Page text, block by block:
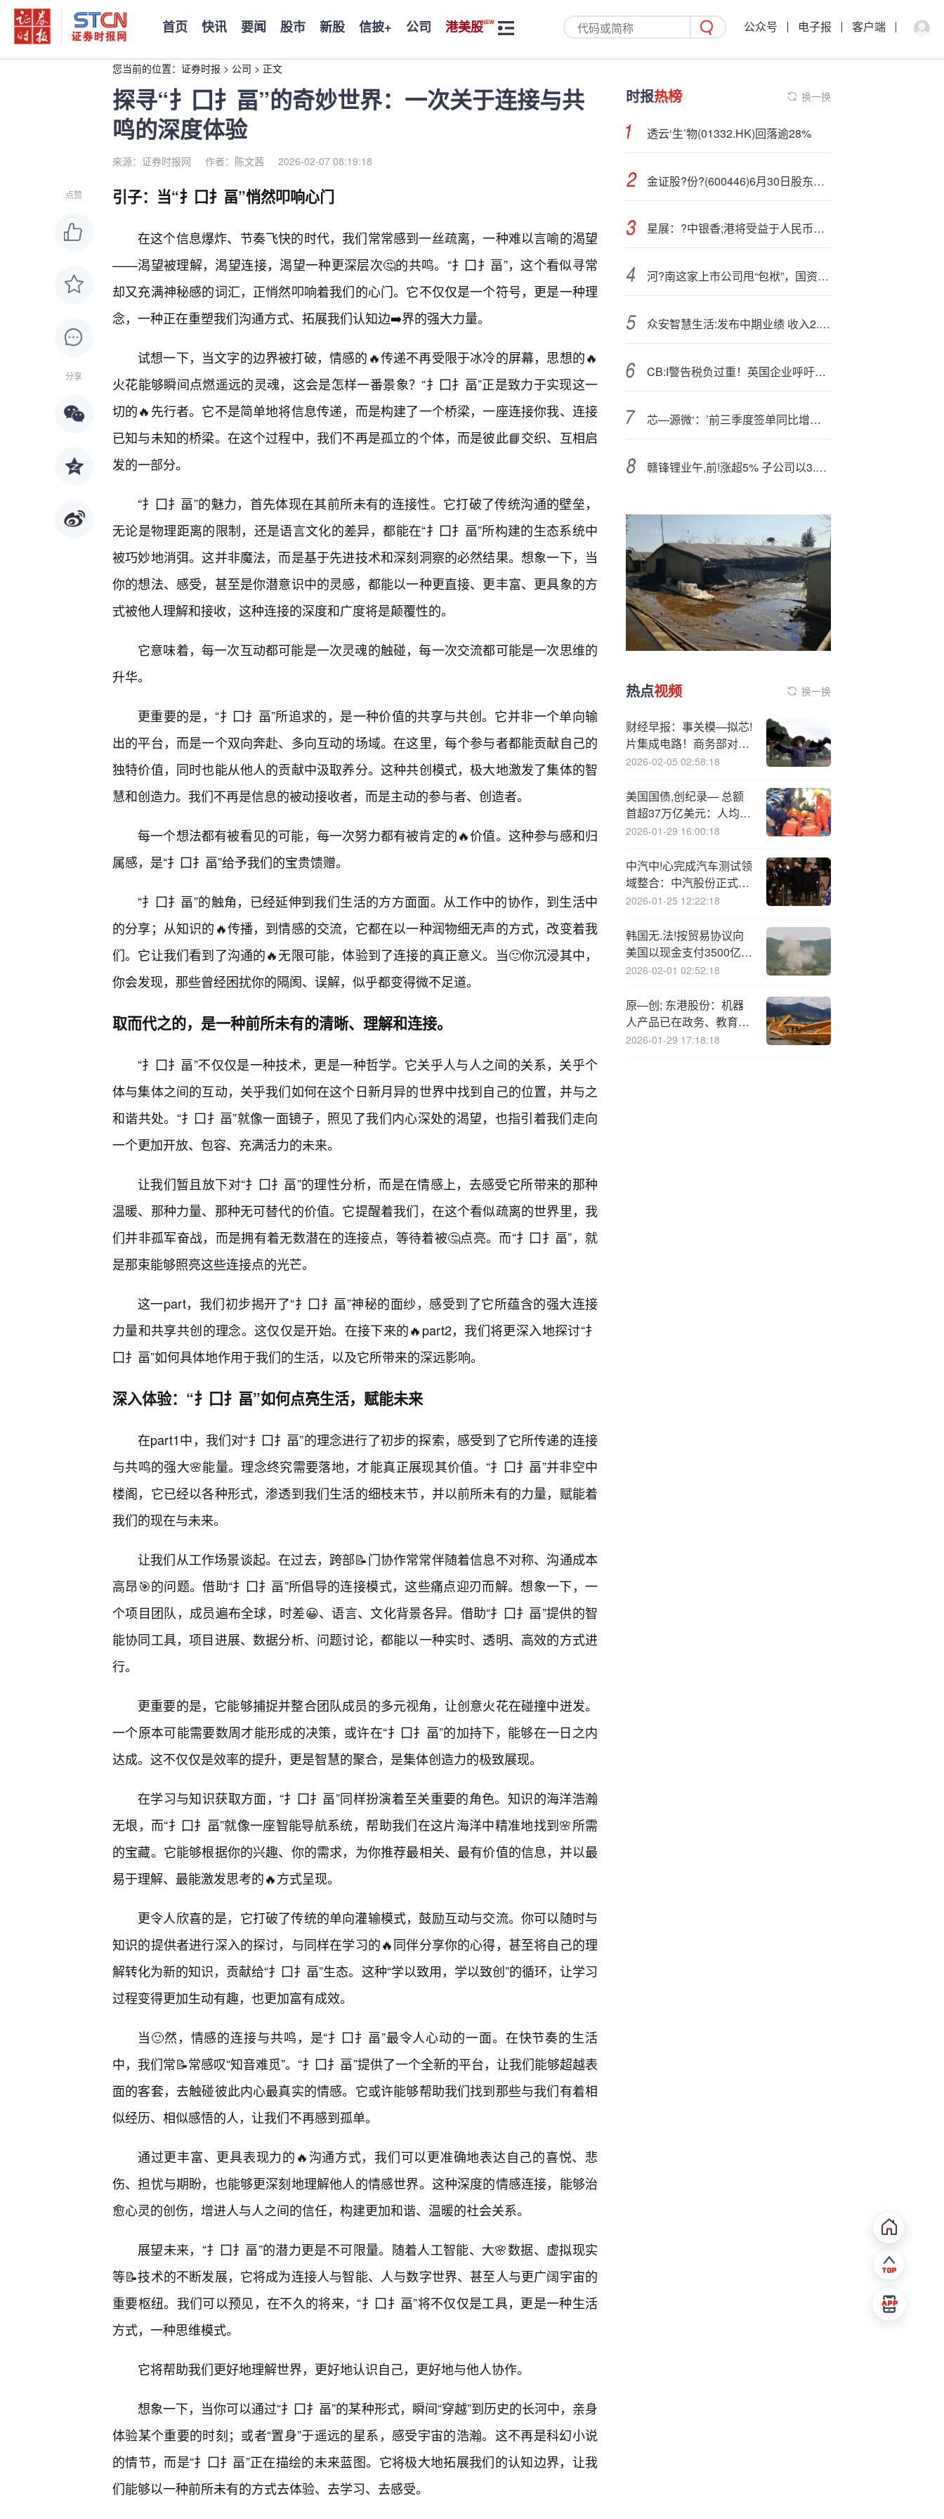
首页 快讯 要闻 股市 新股 信披+ 公司 港美股 公众号 电子报 客户端
您当前的位置： 证券时报 > 公司 > 正文
探寻“扌囗扌畐”的奇妙世界：一次关于连接与共
鸣的深度体验
来源：证券时报网 作者：陈文茜 2026-02-07 08:19:18
点赞
分享
引子：当“扌囗扌畐”悄然叩响心门
在这个信息爆炸、节奏飞快的时代，我们常常感到一丝疏离，一种难以言喻的渴望
——渴望被理解，渴望连接，渴望一种更深层次🤔的共鸣。“扌囗扌畐”，这个看似寻常
却又充满神秘感的词汇，正悄然叩响着我们的心门。它不仅仅是一个符号，更是一种理
念，一种正在重塑我们沟通方式、拓展我们认知边➡️界的强大力量。
试想一下，当文字的边界被打破，情感的🔥传递不再受限于冰冷的屏幕，思想的🔥
火花能够瞬间点燃遥远的灵魂，这会是怎样一番景象？“扌囗扌畐”正是致力于实现这一
切的🔥先行者。它不是简单地将信息传递，而是构建了一个桥梁，一座连接你我、连接
已知与未知的桥梁。在这个过程中，我们不再是孤立的个体，而是彼此📘交织、互相启
发的一部分。
“扌囗扌畐”的魅力，首先体现在其前所未有的连接性。它打破了传统沟通的壁垒，
无论是物理距离的限制，还是语言文化的差异，都能在“扌囗扌畐”所构建的生态系统中
被巧妙地消弭。这并非魔法，而是基于先进技术和深刻洞察的必然结果。想象一下，当
你的想法、感受，甚至是你潜意识中的灵感，都能以一种更直接、更丰富、更具象的方
式被他人理解和接收，这种连接的深度和广度将是颠覆性的。
它意味着，每一次互动都可能是一次灵魂的触碰，每一次交流都可能是一次思维的
升华。
更重要的是，“扌囗扌畐”所追求的，是一种价值的共享与共创。它并非一个单向输
出的平台，而是一个双向奔赴、多向互动的场域。在这里，每个参与者都能贡献自己的
独特价值，同时也能从他人的贡献中汲取养分。这种共创模式，极大地激发了集体的智
慧和创造力。我们不再是信息的被动接收者，而是主动的参与者、创造者。
每一个想法都有被看见的可能，每一次努力都有被肯定的🔥价值。这种参与感和归
属感，是“扌囗扌畐”给予我们的宝贵馈赠。
“扌囗扌畐”的触角，已经延伸到我们生活的方方面面。从工作中的协作，到生活中
的分享；从知识的🔥传播，到情感的交流，它都在以一种润物细无声的方式，改变着我
们。它让我们看到了沟通的🔥无限可能，体验到了连接的真正意义。当🙂你沉浸其中，
你会发现，那些曾经困扰你的隔阂、误解，似乎都变得微不足道。
取而代之的，是一种前所未有的清晰、理解和连接。
“扌囗扌畐”不仅仅是一种技术，更是一种哲学。它关乎人与人之间的关系，关乎个
体与集体之间的互动，关乎我们如何在这个日新月异的世界中找到自己的位置，并与之
和谐共处。“扌囗扌畐”就像一面镜子，照见了我们内心深处的渴望，也指引着我们走向
一个更加开放、包容、充满活力的未来。
让我们暂且放下对“扌囗扌畐”的理性分析，而是在情感上，去感受它所带来的那种
温暖、那种力量、那种无可替代的价值。它提醒着我们，在这个看似疏离的世界里，我
们并非孤军奋战，而是拥有着无数潜在的连接点，等待着被🤔点亮。而“扌囗扌畐”，就
是那束能够照亮这些连接点的光芒。
这一part，我们初步揭开了“扌囗扌畐”神秘的面纱，感受到了它所蕴含的强大连接
力量和共享共创的理念。这仅仅是开始。在接下来的🔥part2，我们将更深入地探讨“扌
囗扌畐”如何具体地作用于我们的生活，以及它所带来的深远影响。
深入体验：“扌囗扌畐”如何点亮生活，赋能未来
在part1中，我们对“扌囗扌畐”的理念进行了初步的探索，感受到了它所传递的连接
与共鸣的强大🌸能量。理念终究需要落地，才能真正展现其价值。“扌囗扌畐”并非空中
楼阁，它已经以各种形式，渗透到我们生活的细枝末节，并以前所未有的力量，赋能着
我们的现在与未来。
让我们从工作场景谈起。在过去，跨部📝门协作常常伴随着信息不对称、沟通成本
高昂🎯的问题。借助“扌囗扌畐”所倡导的连接模式，这些痛点迎刃而解。想象一下，一
个项目团队，成员遍布全球，时差😀、语言、文化背景各异。借助“扌囗扌畐”提供的智
能协同工具，项目进展、数据分析、问题讨论，都能以一种实时、透明、高效的方式进
行。
更重要的是，它能够捕捉并整合团队成员的多元视角，让创意火花在碰撞中迸发。
一个原本可能需要数周才能形成的决策，或许在“扌囗扌畐”的加持下，能够在一日之内
达成。这不仅仅是效率的提升，更是智慧的聚合，是集体创造力的极致展现。
在学习与知识获取方面，“扌囗扌畐”同样扮演着至关重要的角色。知识的海洋浩瀚
无垠，而“扌囗扌畐”就像一座智能导航系统，帮助我们在这片海洋中精准地找到🌸所需
的宝藏。它能够根据你的兴趣、你的需求，为你推荐最相关、最有价值的信息，并以最
易于理解、最能激发思考的🔥方式呈现。
更令人欣喜的是，它打破了传统的单向灌输模式，鼓励互动与交流。你可以随时与
知识的提供者进行深入的探讨，与同样在学习的🔥同伴分享你的心得，甚至将自己的理
解转化为新的知识，贡献给“扌囗扌畐”生态。这种“学以致用，学以致创”的循环，让学习
过程变得更加生动有趣，也更加富有成效。
当🙂然，情感的连接与共鸣，是“扌囗扌畐”最令人心动的一面。在快节奏的生活
中，我们常📝常感叹“知音难觅”。“扌囗扌畐”提供了一个全新的平台，让我们能够超越表
面的客套，去触碰彼此内心最真实的情感。它或许能够帮助我们找到那些与我们有着相
似经历、相似感悟的人，让我们不再感到孤单。
通过更丰富、更具表现力的🔥沟通方式，我们可以更准确地表达自己的喜悦、悲
伤、担忧与期盼，也能够更深刻地理解他人的情感世界。这种深度的情感连接，能够治
愈心灵的创伤，增进人与人之间的信任，构建更加和谐、温暖的社会关系。
展望未来，“扌囗扌畐”的潜力更是不可限量。随着人工智能、大🌸数据、虚拟现实
等📝技术的不断发展，它将成为连接人与智能、人与数字世界、甚至人与更广阔宇宙的
重要枢纽。我们可以预见，在不久的将来，“扌囗扌畐”将不仅仅是工具，更是一种生活
方式，一种思维模式。
它将帮助我们更好地理解世界，更好地认识自己，更好地与他人协作。
想象一下，当你可以通过“扌囗扌畐”的某种形式，瞬间“穿越”到历史的长河中，亲身
体验某个重要的时刻；或者“置身”于遥远的星系，感受宇宙的浩瀚。这不再是科幻小说
的情节，而是“扌囗扌畐”正在描绘的未来蓝图。它将极大地拓展我们的认知边界，让我
们能够以一种前所未有的方式去体验、去学习、去感受。
时报热榜 换一换
透云‘生’物(01332.HK)回落逾28%
金证股?份?(600446)6月30日股东户数9.06万户，较上期增加31.64%
星展：?中银香;港将受益于人民币代币化和国际化长期机遇
河?南这家上市公司甩“包袱”，国资大股东接盘
众安智慧生活:发布中期业绩 收入2.14亿元同比增加17.76%
CB:I警告税负过重！英国企业呼吁里夫斯收手 英镑GBPUSD或迎政策冲击
芯—源微‘：’前三季度签单同比增长，化学清洗机增长亮眼
赣锋锂业午,前!涨超5% 子公司以3.43亿美元收购Mali Lithium 40%股权
热点视频 换一换
财经早报：事关模—拟芯!
片集成电路！商务部对美
发起反倾销调查，罗永浩
年9月15日
2026-02-05 02:58:18
美国国债,创纪录— 总额
首超37万亿美元：人均负
债近78万元
2026-01-29 16:00:18
中汽中!心完成汽车测试领
域整合：中汽股份正式股
权收购极限检验中心
2026-01-25 12:22:18
韩国无.法!按贸易协议向
美国以现金支付3500亿美
元
2026-02-01 02:52:18
原—创; 东港股份：机器
人产品已在政务、教育等
领域实现落地交付
2026-01-29 17:18:18